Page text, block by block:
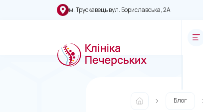
м. Трускавець вул. Бориславська, 2А
Блог